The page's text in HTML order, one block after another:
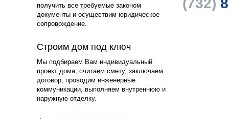
получить все требуемые законом
документы и осуществим юридическое
сопровождение.
Строим дом под ключ
Мы подбираем Вам индивидуальный
проект дома, считаем смету, заключаем
договор, проводим инженерные
коммуникации, выполняем внутреннюю и
наружную отделку.
(732)